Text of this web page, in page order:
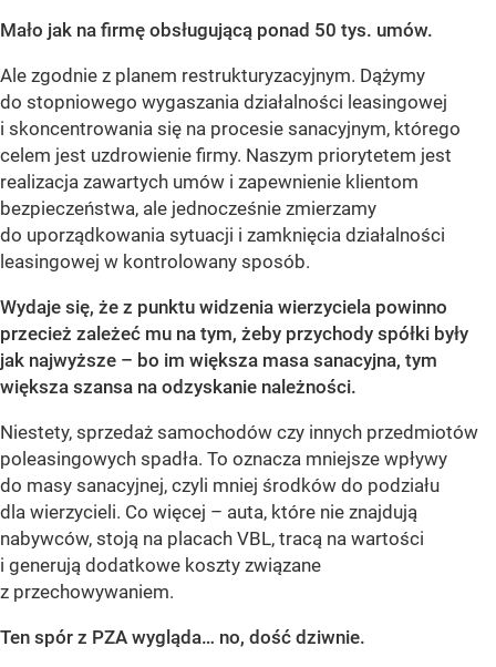
Mało jak na firmę obsługującą ponad 50 tys. umów.
Ale zgodnie z planem restrukturyzacyjnym. Dążymy
do stopniowego wygaszania działalności leasingowej
i skoncentrowania się na procesie sanacyjnym, którego
celem jest uzdrowienie firmy. Naszym priorytetem jest
realizacja zawartych umów i zapewnienie klientom
bezpieczeństwa, ale jednocześnie zmierzamy
do uporządkowania sytuacji i zamknięcia działalności
leasingowej w kontrolowany sposób.
Wydaje się, że z punktu widzenia wierzyciela powinno
przecież zależeć mu na tym, żeby przychody spółki były
jak najwyższe – bo im większa masa sanacyjna, tym
większa szansa na odzyskanie należności.
Niestety, sprzedaż samochodów czy innych przedmiotów
poleasingowych spadła. To oznacza mniejsze wpływy
do masy sanacyjnej, czyli mniej środków do podziału
dla wierzycieli. Co więcej – auta, które nie znajdują
nabywców, stoją na placach VBL, tracą na wartości
i generują dodatkowe koszty związane
z przechowywaniem.
Ten spór z PZA wygląda… no, dość dziwnie.